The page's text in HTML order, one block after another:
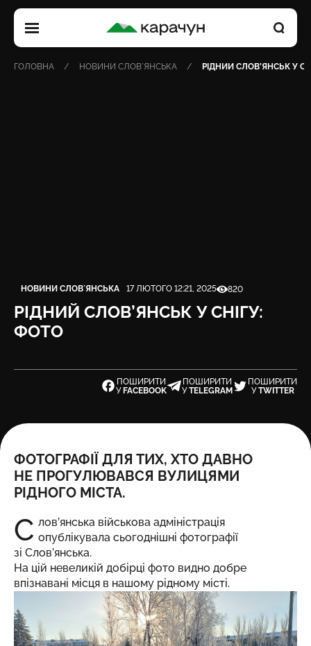
КАРАЧУН
ГОЛОВНА НОВИНИ СЛОВʼЯНСЬКА РІДНИЙ СЛОВ’ЯНСЬК У
Категорія
НОВИНИ СЛОВʼЯНСЬКА
Дата публікації 17 ЛЮТОГО 12:21, 2025Кількість переглядів
820
РІДНИЙ СЛОВ’ЯНСЬК У СНІГУ:
ФОТО
ПОШИРИТИ
У FACEBOOK
ПОШИРИТИ
УTELEGRAM
ПОШИРИТИ
УTWITTER
ФОТОГРАФІЇ ДЛЯ ТИХ, ХТО ДАВНО
НЕ ПРОГУЛЮВАВСЯ ВУЛИЦЯМИ
РІДНОГО МІСТА.
С лов’янська військова адміністрація
опублікувала сьогоднішні фотографії
зі Слов’янська.
На цій невеликій добірці фото видно добре
впізнавані місця в нашому рідному місті.